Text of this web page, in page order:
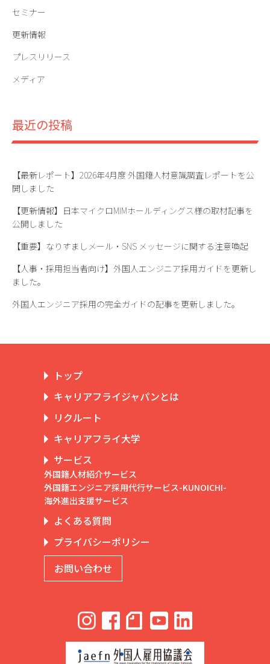
セミナー
更新情報
プレスリリース
メディア
最近の投稿
【最新レポート】2026年4月度 外国籍人材意識調査レポートを公
開しました
【更新情報】日本マイクロMIMホールディングス様の取材記事を
公開しました
【重要】なりすましメール・SNS メッセージに関する注意喚起
【人事・採用担当者向け】外国人エンジニア採用ガイドを更新し
ました。
外国人エンジニア採用の完全ガイドの記事を更新しました。
トップ
キャリアフライジャパンとは
リクルート
キャリアフライ大学
サービス
外国籍人材紹介サービス
外国籍エンジニア採用代行サービス-KUNOICHI-
海外進出支援サービス
よくある質問
プライバシーポリシー
お問い合わせ